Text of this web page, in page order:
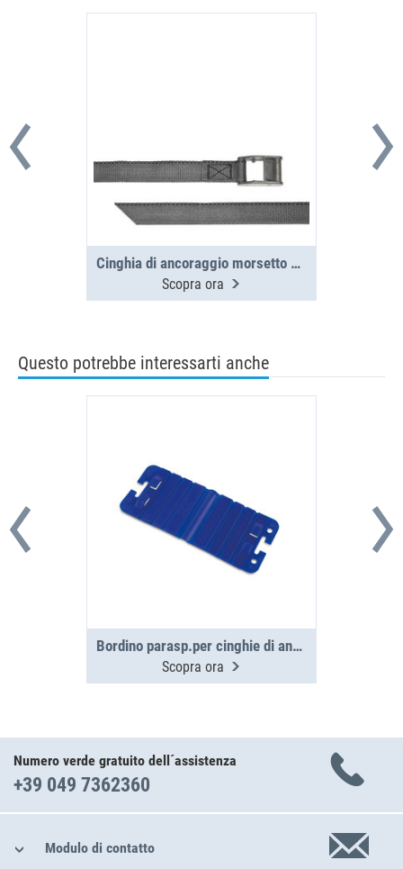
Cinghia di ancoraggio morsetto 3,5m, 250daN
Scopra ora
Questo potrebbe interessarti anche
Bordino parasp.per cinghie di anc. 4 pz
Scopra ora
Numero verde gratuito dell´assistenza
+39 049 7362360
Modulo di contatto